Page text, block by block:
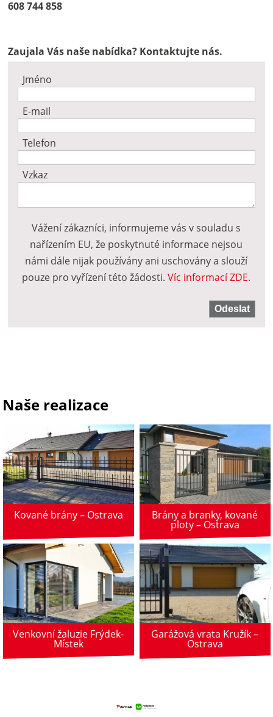
608 744 858
Zaujala Vás naše nabídka? Kontaktujte nás.
Jméno
E-mail
Telefon
Vzkaz
Vážení zákazníci, informujeme vás v souladu s
nařízením EU, že poskytnuté informace nejsou
námi dále nijak používány ani uschovány a slouží
pouze pro vyřízení této žádosti.Víc informací ZDE.
Naše realizace
Kované brány – Ostrava Brány a branky, kované
ploty – Ostrava
Venkovní žaluzie Frýdek-
Místek
Garážová vrata Kružík –
Ostrava